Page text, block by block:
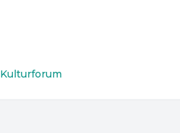
Kulturforum